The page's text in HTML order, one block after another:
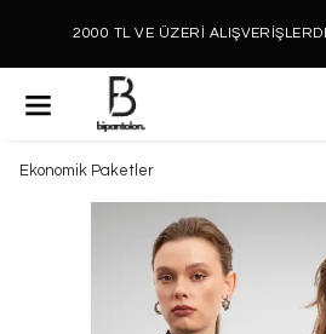
2000 TL VE ÜZERİ
Ekonomik Paketler